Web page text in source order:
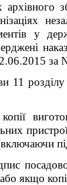
у
11
якщо